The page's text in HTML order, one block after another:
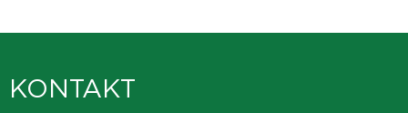
KONTAKT